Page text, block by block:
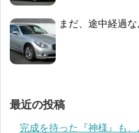
まだ、途中経過
最近の投稿
完成を待った『神様』も